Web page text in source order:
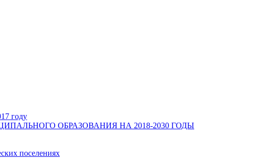
году
ОБРАЗОВАНИЯ НА 2018-2030 ГОДЫ
поселениях